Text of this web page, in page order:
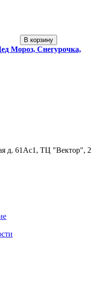
В корзину
Мороз, Снегурочка,
д. 61Ас1, ТЦ "Вектор", 2